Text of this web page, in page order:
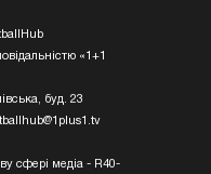
«1+1
буд. 23
сфері медіа - R40-